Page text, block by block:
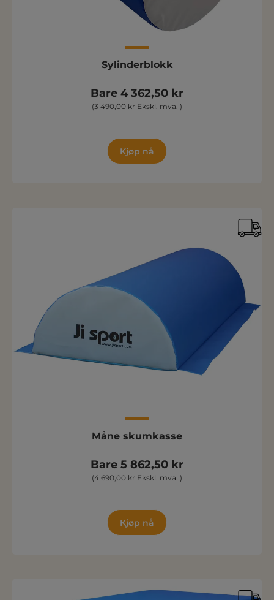
Sylinderblokk
Bare 4 362,50 kr
(3 490,00 kr Ekskl. mva. )
Kjøp nå
Måne skumkasse
Bare 5 862,50 kr
(4 690,00 kr Ekskl. mva. )
Kjøp nå